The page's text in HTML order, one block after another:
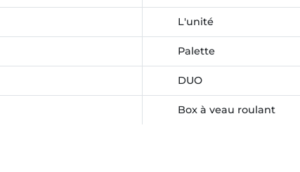
L'unité
Palette
DUO
Box à veau roulant